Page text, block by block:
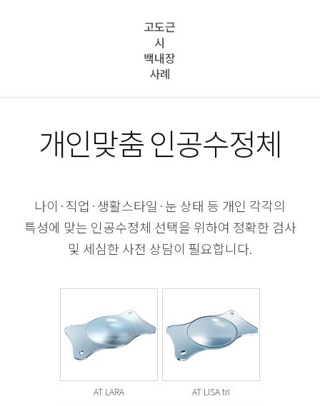
고도근
시
백내장
사례
개인맞춤인공수정체
나이·직업·생활스타일·눈 상태 등 개인 각각의
특성에 맞는 인공수정체 선택을 위하여 정확한 검사
및 세심한 사전 상담이 필요합니다.
AT LARA AT LISA tri